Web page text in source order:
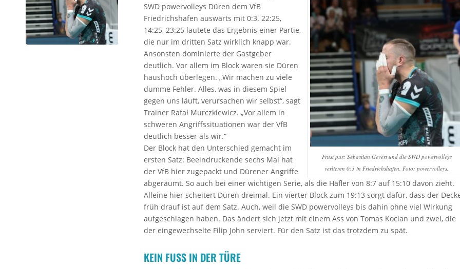
Frust pur: Sebastian Gevert und die SWD powervolleys
verlieren 0:3 in Friedrichshafen. Foto: powervolleys.
SWD powervolleys Düren dem VfB
Friedrichshafen auswärts mit 0:3. 22:25,
14:25, 23:25 lautete das Ergebnis einer Partie,
die nur im dritten Satz wirklich knapp war.
Ansonsten dominierte der Gastgeber
deutlich. Vor allem im Block waren sie Düren
haushoch überlegen. „Wir machen zu viele
dumme Fehler. Alles, was in diesem Spiel
gegen uns läuft, verursachen wir selbst“, sagt
Trainer Rafał Murczkiewicz. „Vor allem in
schweren Angriffssituationen war der VfB
deutlich besser als wir.“
Der Block hat den Unterschied gemacht im
ersten Satz: Beeindruckende sechs Mal hat
der VfB hier zugepackt und Dürener Angriffe
abgeräumt. So auch bei einer wichtigen Serie, als die Häfler von 8:7 auf 15:10 davon zieht.
Alleine hier scheitert Düren dreimal. Ein vierter Block zum 19:13 sorgt dafür, dass der
früh drauf ist auf dem Satz. Auch, weil die SWD powervolleys bis dahin ohne viel Wirkung
aufgeschlagen haben. Das ändert sich jetzt mit einem Ass von Tomas Kocian und zwei, die
der eingewechselte Filip John serviert. Für den Satz ist das trotzdem zu spät.
KEIN FUSS IN DER TÜRE